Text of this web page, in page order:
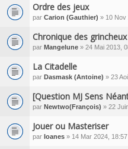
Ordre des jeux
par Carion (Gauthier) » 10 Nov
Chronique des grincheux
par Mangelune » 24 Mai 2013,
La Citadelle
par Dasmask (Antoine) » 23
[Question MJ Sens
par Newtwo(François) » 22
Jouer ou Masteriser
par Ioanes » 14 Mar 2024, 18:57